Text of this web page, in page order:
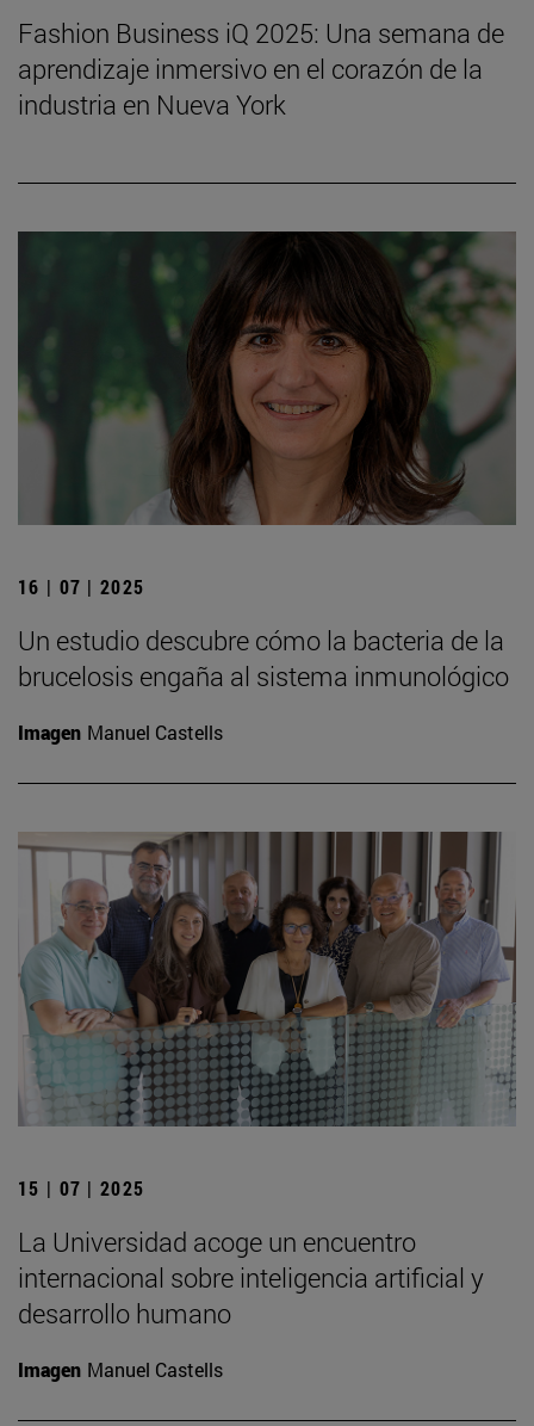
Fashion Business iQ 2025: Una semana de
aprendizaje inmersivo en el corazón de la
industria en Nueva York
16 | 07 | 2025
Un estudio descubre cómo la bacteria de la
brucelosis engaña al sistema inmunológico
Imagen Manuel Castells
15 | 07 | 2025
La Universidad acoge un encuentro
internacional sobre inteligencia artificial y
desarrollo humano
Imagen Manuel Castells